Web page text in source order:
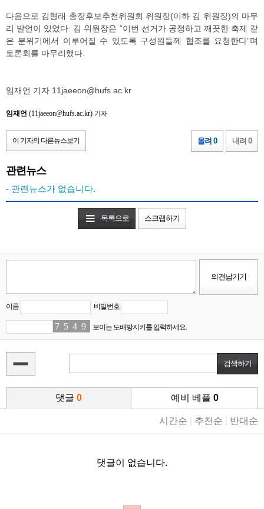
다음으로 김형래 총장후보추천위원회 위원장(이하 김 위원장)의 마무
리 발언이 있었다. 김 위원장은 “이번 선거가 공정하고 깨끗한 축제 같
은 분위기에서 이루어질 수 있도록 구성원들께 협조를 요청한다”며
토론회를 마무리했다.
임재언 기자 11jaeeon@hufs.ac.kr
임재언 (11jaeeon@hufs.ac.kr) 기자
이 기자의 다른뉴스보기 올려 0 내려 0
관련뉴스
- 관련뉴스가 없습니다.
목록으로 스크랩하기
이름 비밀번호
78 53 47 9 보이는 도배방지키를 입력하세요.
댓글 0 예비 베플 0
시간순 추천순 반대순
댓글이 없습니다.